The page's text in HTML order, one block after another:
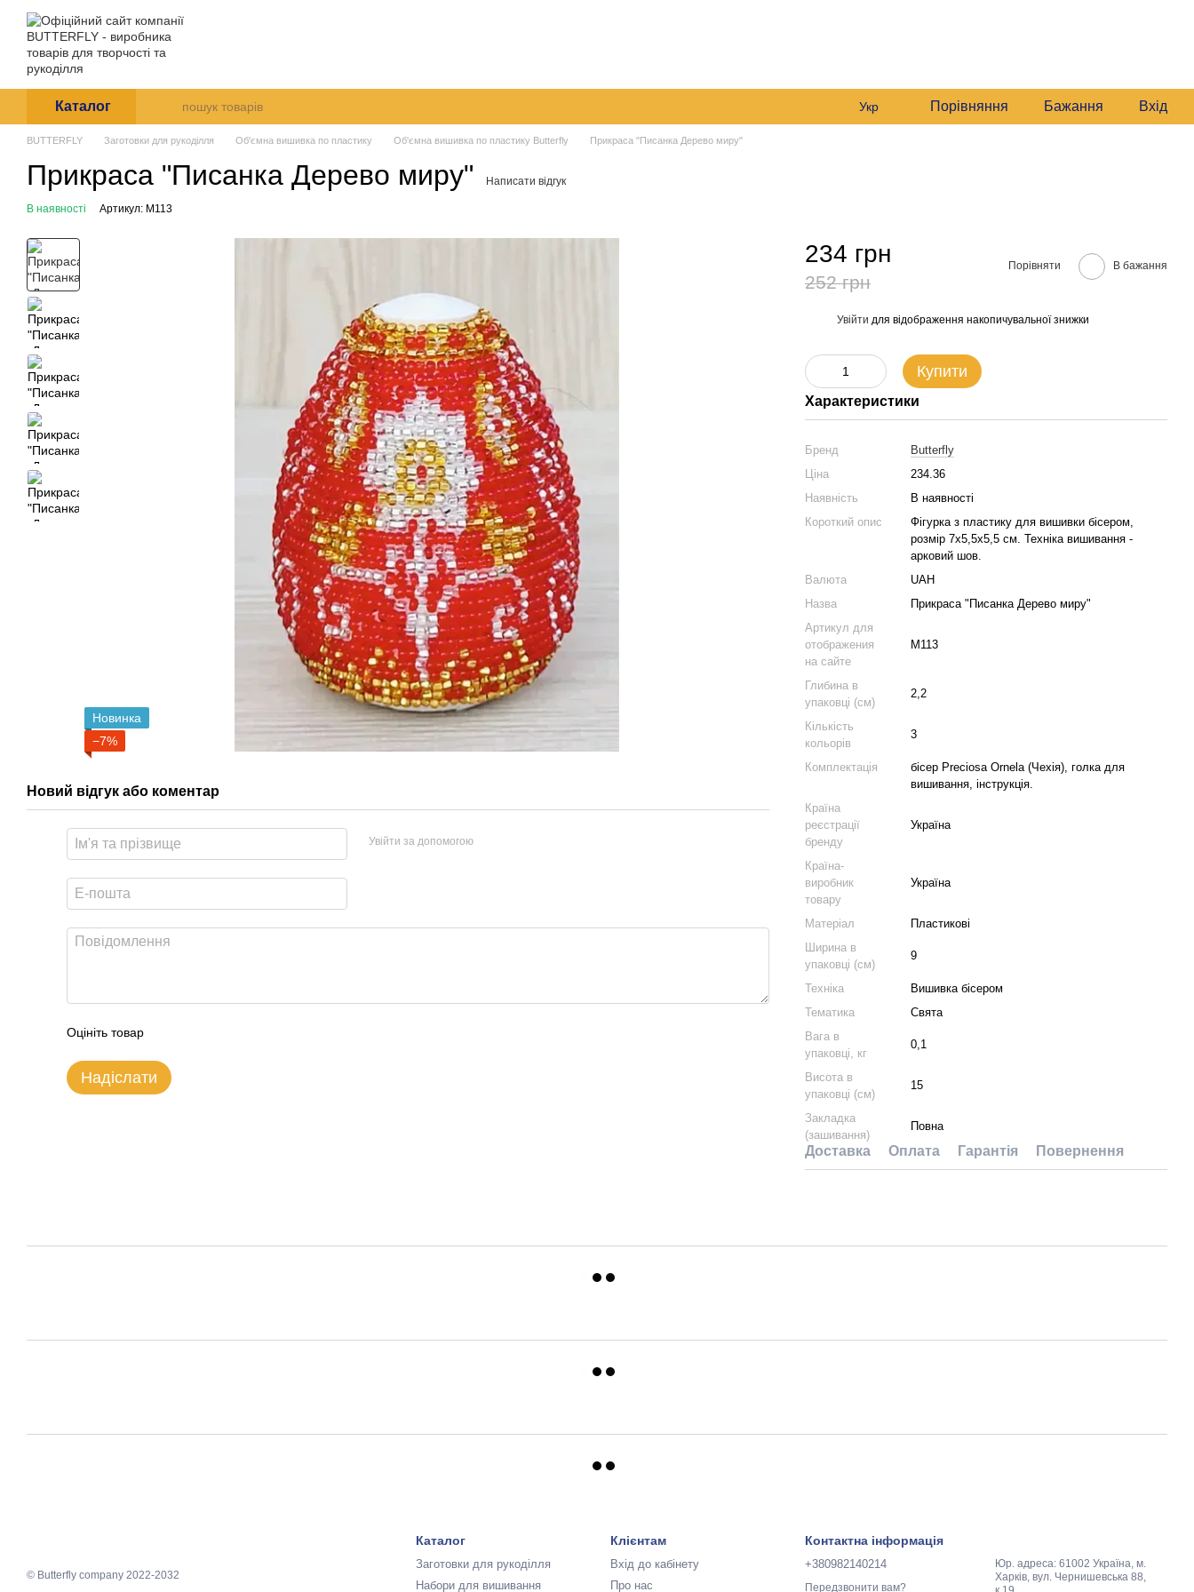
Перейти до основного контенту
Каталог Укр Порівняння Бажання Вхід
BUTTERFLY Заготовки для рукоділля Об'ємна вишивка по пластику Об'ємна вишивка по пластику Butterfly Прикраса "Писанка Дерево миру"
Прикраса "Писанка Дерево миру" Написати відгук
В наявності Артикул: М113
Новинка
−7%
Новий відгук або коментар
Увійти за допомогою
Оцініть товар
Надіслати
234 грн
252 грн
Порівняти В бажання
Увійти для відображення накопичувальної знижки
Купити
Характеристики
Бренд
Butterfly
Ціна
234.36
Наявність
В наявності
Короткий опис
Фігурка з пластику для вишивки бісером,
розмір 7х5,5х5,5 см. Техніка вишивання -
арковий шов.
Валюта
UAH
Назва
Прикраса "Писанка Дерево миру"
Артикул для
отображения
на сайте
М113
Глибина в
упаковці (см)
2,2
Кількість
кольорів
3
Комплектація
бісер Preciosa Ornela (Чехія), голка для
вишивання, інструкція.
Країна
реєстрації
бренду
Україна
Країна-
виробник
товару
Україна
Матеріал
Пластикові
Ширина в
упаковці (см)
9
Техніка
Вишивка бісером
Тематика
Свята
Вага в
упаковці, кг
0,1
Висота в
упаковці (см)
15
Закладка
(зашивання)
Повна
Доставка Оплата Гарантія Повернення
© Butterfly company 2022-2032
Каталог
Заготовки для рукоділля
Набори для вишивання
Клієнтам
Вхід до кабінету
Про нас
Контактна інформація
+380982140214
Передзвонити вам?
Юр. адреса: 61002 Україна, м.
Харків, вул. Чернишевська 88,